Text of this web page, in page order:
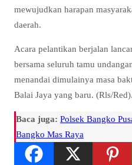
mewujudkan harapan
daerah.
Acara pelantikan berjalan
bersama seluruh tamu
menandai dimulainya masa
Balai Jaya yang baru. (Rls/Red).
Baca juga: Polsek Bangko
Bangko Mas Raya